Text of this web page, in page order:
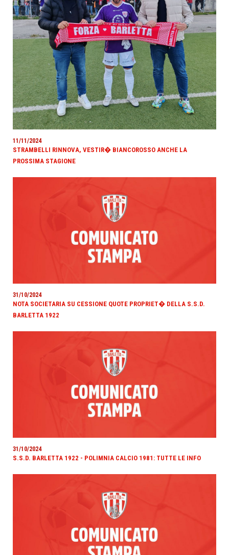
11/11/2024
STRAMBELLI RINNOVA, VESTIR� BIANCOROSSO ANCHE LA
PROSSIMA STAGIONE
31/10/2024
NOTA SOCIETARIA SU CESSIONE QUOTE PROPRIET� DELLA S.S.D.
BARLETTA 1922
31/10/2024
S.S.D. BARLETTA 1922 - POLIMNIA CALCIO 1981: TUTTE LE INFO